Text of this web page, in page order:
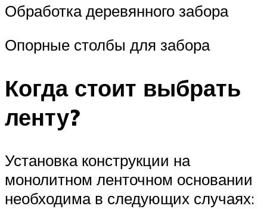
Обработка деревянного забора
Опорные столбы для забора
Когда стоит выбрать
ленту?
Установка конструкции на
монолитном ленточном основании
необходима в следующих случаях: